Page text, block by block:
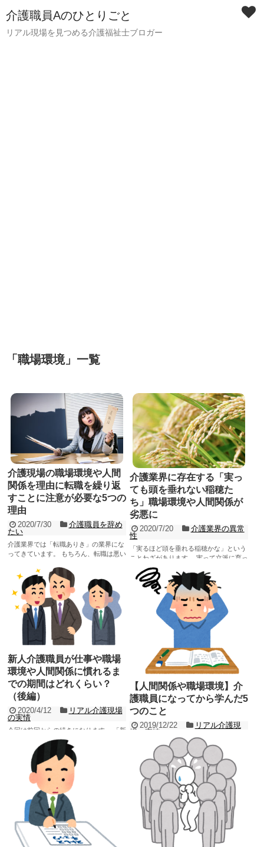
介護職員Aのひとりごと
リアル現場を見つめる介護福祉士ブロガー
「 職場環境」 一覧
介護現場の職場環境や人間
関係を理由に転職を繰り返
すことに注意が必要な5つの
理由
2020/7/30
介護職員を辞め
たい
介護業界では「転職ありき」の業界にな
ってきています。 もちろん、転職は悪い
業所や今...
記事を読む
介護業界に存在する「実っ
ても頭を垂れない稲穂た
ち」職場環境や人間関係が
劣悪に
2020/7/20
介護業界の異常
性
「実るほど頭を垂れる稲穂かな」という
ことわざがあります。 実って立派に育っ
た稲穂の頭や首は、その実の重さによっ
て垂れ下がったよ...
記事を読む
新人介護職員が仕事や職場
環境や人間関係に慣れるま
での期間はどれくらい？
（後編）
2020/4/12
リアル介護現場
の実情
今回は前回からの続きになります。 「新
人介護職員が仕事や職場環境や人間関係
に慣れるまでの期間はどれくらい？」と
いうことについて...
記事を読む
【人間関係や職場環境】介
護職員になってから学んだ5
つのこと
2019/12/22
リアル介護現
場の実情
介護職員になって色々なことを学びまし
た。 学びがあることは良いことですが、
特に印象深いものを思い浮かべてみると
「良い学びもある...
記事を読む